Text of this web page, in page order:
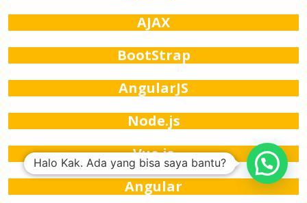
AJAX
BootStrap
AngularJS
Node.js
Vue.js
Angular
Halo Kak. Ada yang bisa saya bantu?